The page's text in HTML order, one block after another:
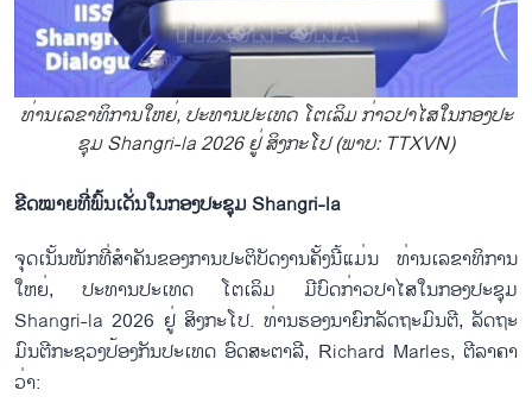
ທ່ານ​ເລ​ຂາ​ທິ​ການ​ໃຫຍ່, ປະ​ທານ​ປະ​ເທດ ໂຕ​ເລິມ ​ກ່າວ​ປາ​ໄສໃນ​ກອງ​ປະ​
ຊຸມ Shangri-la 2026 ຢູ່ ສິງ​ກະ​ໂປ (ພາບ: TTXVN)
ຂີດ​ໝາ​ຍ​ທີ່​ພົ້ນ​ເດັ່ນ​ໃນ​ກອງ​ປະ​ຊຸມ Shangri-la
ຈຸດ​ເນັ້ນ​ໜັກ​ທີ່​ສຳ​ຄັນ​ຂອງ​ການ​ປະ​ຕິ​ບັດ​ງານ​ຄັ້ງ​ນີ້​ແມ່ນ ທ່ານ​ເລ​ຂາ​ທິ​ການ​
ໃຫຍ່, ປະ​ທານ​ປະ​ເທດ ໂຕ​ເລິມ ມີ​ບົດ​ກ່າວ​ປາ​ໄສໃນ​ກອງ​ປະ​ຊຸມ
Shangri-la 2026 ຢູ່ ສິງ​ກະ​ໂປ. ທ່ານ​ຮອງ​ນາ​ຍົກ​ລັດ​ຖະ​ມົນ​ຕີ, ລັດ​ຖະ​
ມົນ​ຕີ​ກະ​ຊວງ​ປ້ອງ​ກັນ​ປະ​ເທດ ອົດ​ສະ​ຕາ​ລີ, Richard Marles, ຕີ​ລາ​ຄາ​
ວ່າ: